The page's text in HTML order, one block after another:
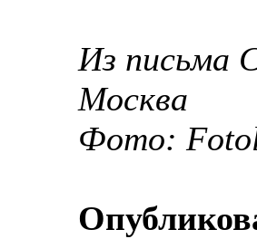
Из письма
Москва
Фото: